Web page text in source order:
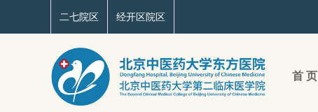
二七院区 经开区院区
首 页